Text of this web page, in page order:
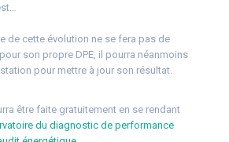
de cette évolution ne se fera pas de
son propre DPE, il pourra néanmoins
pour mettre à jour son résultat.
être faite gratuitement en se rendant
du diagnostic de performance